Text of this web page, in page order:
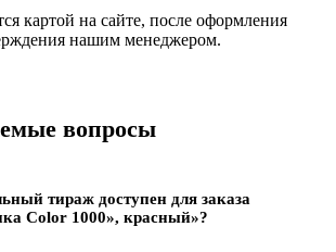
картой на сайте, после оформления
нашим менеджером.
вопросы
тираж доступен для заказа
Color 1000», красный»?